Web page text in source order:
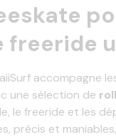
freeride
accompagne
une sélection de
le freeride et les
précis et